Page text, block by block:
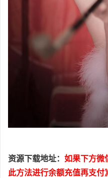
资源下载地址： 如果下方微
此方法进行余额充值再支付